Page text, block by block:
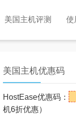
美国主机评测 使
美国主机优惠码
HostEase优惠码：
机6折优惠）